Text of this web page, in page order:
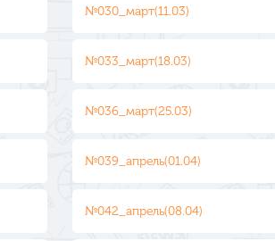
№030_март(11.03)
№033_март(18.03)
№036_март(25.03)
№039_апрель(01.04)
№042_апрель(08.04)